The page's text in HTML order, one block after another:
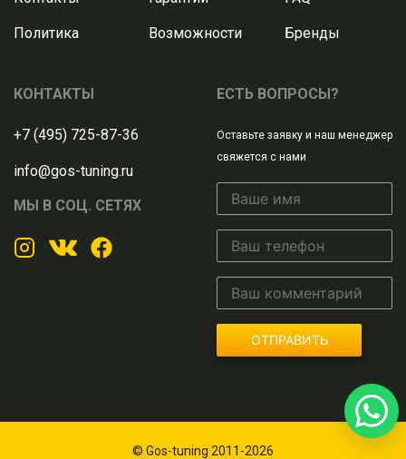
Политика Возможности Бренды
КОНТАКТЫ
+7 (495) 725-87-36
info@gos-tuning.ru
МЫ В СОЦ. СЕТЯХ
ЕСТЬ ВОПРОСЫ?
Оставьте заявку и наш менеджер
свяжется с нами
ОТПРАВИТЬ
© Gos-tuning 2011-2026